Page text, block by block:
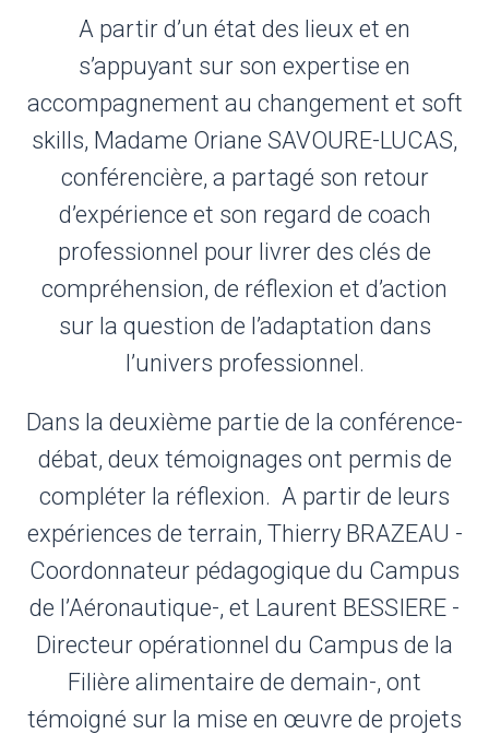
A partir d’un état des lieux et en
s’appuyant sur son expertise en
accompagnement au changement et soft
skills, Madame Oriane SAVOURE-LUCAS,
conférencière, a partagé son retour
d’expérience et son regard de coach
professionnel pour livrer des clés de
compréhension, de réflexion et d’action
sur la question de l’adaptation dans
l’univers professionnel.
Dans la deuxième partie de la conférence-
débat, deux témoignages ont permis de
compléter la réflexion. A partir de leurs
expériences de terrain, Thierry BRAZEAU -
Coordonnateur pédagogique du Campus
de l’Aéronautique-, et Laurent BESSIERE -
Directeur opérationnel du Campus de la
Filière alimentaire de demain-, ont
témoigné sur la mise en œuvre de projets